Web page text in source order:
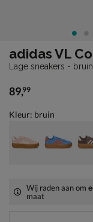
adidas VL
Lage sneakers - bruin
€ 89,99
89,99
Kleur: bruin
Wij raden aan om
maat